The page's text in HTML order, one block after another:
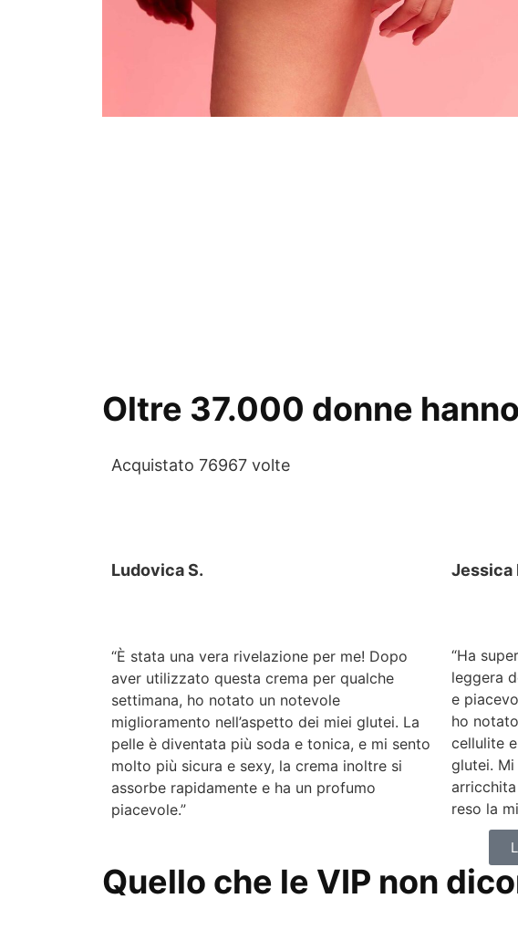
Oltre 37.000 donne
Acquistato 76967 volte
Ludovica S.
“È stata una vera rivelazione per me! Dopo
aver utilizzato questa crema per qualche
settimana, ho notato un notevole
miglioramento nell’aspetto dei miei glutei. La
pelle è diventata più soda e tonica, e mi sento
molto più sicura e sexy, la crema inoltre si
assorbe rapidamente e ha un profumo
piacevole.”
Jessica
“Ha
leggera
e
ho
cellulite
glutei.
reso la
Quello che le VIP non